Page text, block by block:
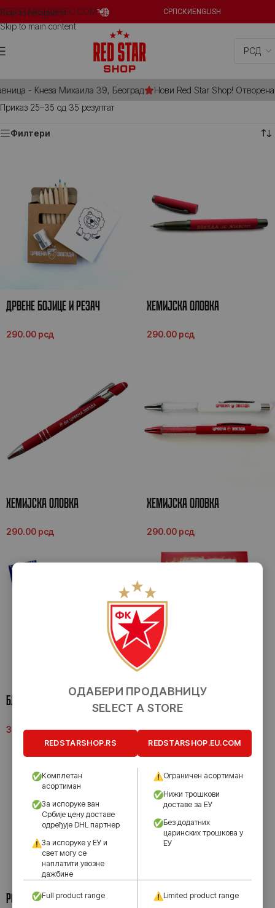
Skip to navigation
Skip to main content
REDSTARSHOP.EU.COM СРПСКИ ENGLISH
- Кнеза Михаила 39, Београд
Нови Red Star Shop! Отворена
Приказ 25–35 од 35 резултат
Филтери
ДРВЕНЕ БОЈИЦЕ И РЕЗАЧ
290.00 рсд
ХЕМИЈСКА ОЛОВКА
290.00 рсд
ХЕМИЈСКА ОЛОВКА
290.00 рсд
ХЕМИЈСКА ОЛОВКА
290.00 рсд
БЛОКЧИЋ СЕТ СА ХЕМИСКОМ
390.00рсд
ДЕЧИЈА БОЈАНКА
390.00рсд
РОКОВНИК ГРБ РОКОВНИК ГРБ
ОДАБЕРИ ПРОДАВНИЦУ
SELECT A STORE
REDSTARSHOP.RS REDSTARSHOP.EU.COM
Комплетан
асортиман
За испоруке ван
Србије цену доставе
одређује DHL партнер
За испоруке у ЕУ и
свет могу се
наплатити увозне
дажбине
Ограничен асортиман
Нижи трошкови
доставе за ЕУ
Без додатних
царинских трошкова у
ЕУ
Full product range
Limited product range